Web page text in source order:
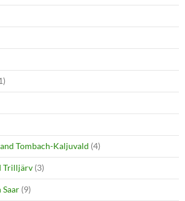
Tombach-Kaljuvald (4)
Trilljärv (3)
(9)